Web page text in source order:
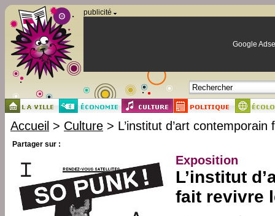
publicité
Google
Accueil > Culture > L’institut d’art
Partager sur :
Exposition
L’institut
fait revivre
Panneau de gestion des cookies